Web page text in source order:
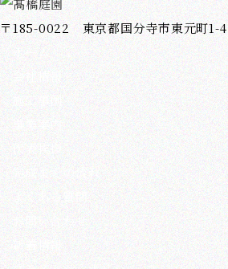
〒185-0022 東京都国分寺市東元町1-4
ホーム
会社情報
施工事例
事業案内
代表挨拶
完成までの流れ
よくある質問
お問い合わせ
新着情報